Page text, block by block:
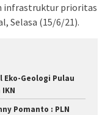
infrastruktur prioritas
Selasa (15/6/21).
Eko-Geologi Pulau
Pomanto : PLN